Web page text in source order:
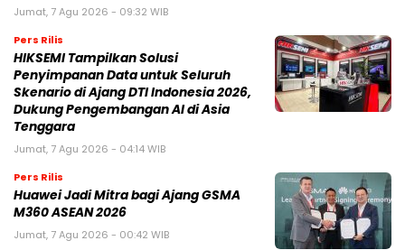
Jumat, 7 Agu 2026 - 09:32 WIB
Pers Rilis
HIKSEMI Tampilkan Solusi
Penyimpanan Data untuk Seluruh
Skenario di Ajang DTI Indonesia 2026,
Dukung Pengembangan AI di Asia
Tenggara
Jumat, 7 Agu 2026 - 04:14 WIB
Pers Rilis
Huawei Jadi Mitra bagi Ajang GSMA
M360 ASEAN 2026
Jumat, 7 Agu 2026 - 00:42 WIB